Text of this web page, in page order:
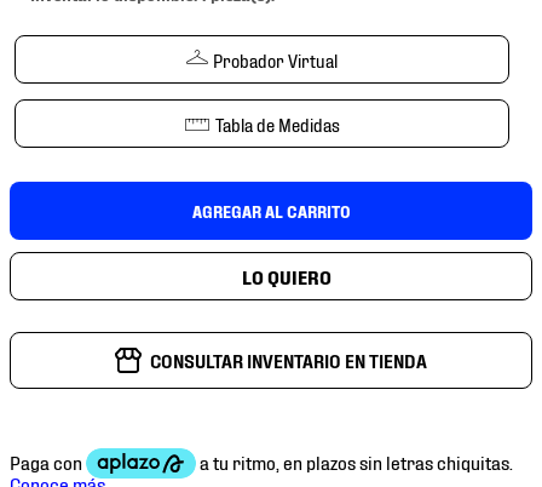
Probador Virtual
Tabla de Medidas
AGREGAR AL CARRITO
CONSULTAR INVENTARIO EN TIENDA
9.
tenis niño